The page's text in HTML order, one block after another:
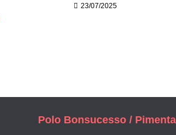
23/07/2025
Polo Bonsucesso /